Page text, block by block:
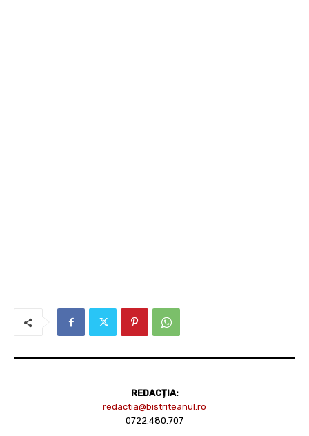
REDACȚIA:
redactia@bistriteanul.ro
0722.480.707